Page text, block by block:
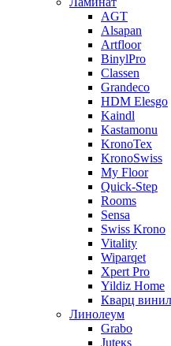
AGT
Alsapan
Artfloor
BinylPro
Classen
Grandeco
HDM Elesgo
Kaindl
Kastamonu
KronoTex
KronoSwiss
My Floor
Quick-Step
Rooms
Sensa
Swiss Krono
Vitality
Wiparqet
Xpert Pro
Yildiz Home
Кварц
Линолеум
Grabo
Juteкs